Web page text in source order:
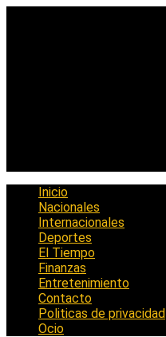
Inicio
Nacionales
Internacionales
Deportes
El Tiempo
Finanzas
Entretenimiento
Contacto
Politicas de privacidad
Ocio